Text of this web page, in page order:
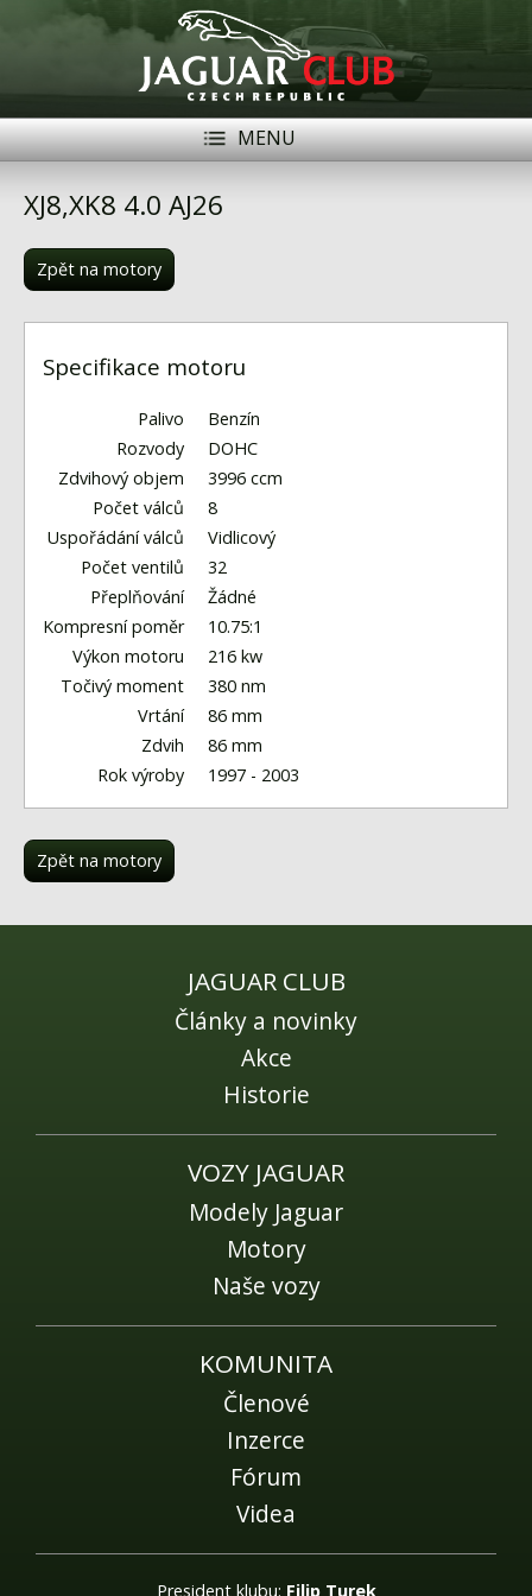
MENU
Modely Jaguar
Naše vozy
Inzerce
Fórum
Kontakt
XJ8,XK8 4.0 AJ26
Zpět na motory
Specifikace motoru
Palivo
Benzín
Rozvody
DOHC
Zdvihový objem
3996 ccm
Počet válců
8
Uspořádání válců
Vidlicový
Počet ventilů
32
Přeplňování
Žádné
Kompresní poměr
10.75:1
Výkon motoru
216 kw
Točivý moment
380 nm
Vrtání
86 mm
Zdvih
86 mm
Rok výroby
1997 - 2003
Zpět na motory
JAGUAR CLUB
Články a novinky
Akce
Historie
VOZY JAGUAR
Modely Jaguar
Motory
Naše vozy
KOMUNITA
Členové
Inzerce
Fórum
Videa
President klubu: Filip Turek